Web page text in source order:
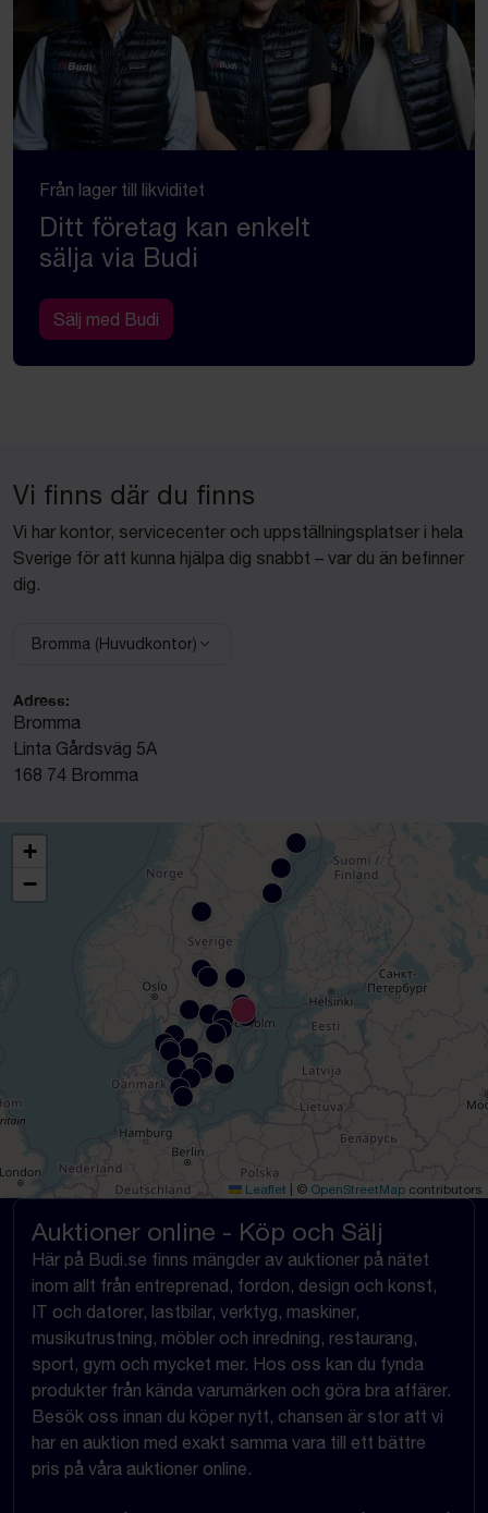
Från lager till likviditet
Ditt företag kan enkelt
sälja via Budi
Sälj med Budi
Vi finns där du finns
Vi har kontor, servicecenter och uppställningsplatser i hela
Sverige för att kunna hjälpa dig snabbt – var du än befinner
dig.
Välj anläggning:
Bromma (Huvudkontor)
Adress:
Bromma
Linta Gårdsväg 5A
168 74 Bromma
+
−
Leaflet | © OpenStreetMap contributors
Auktioner online - Köp och Sälj
Här på Budi.se finns mängder av auktioner på nätet
inom allt från entreprenad, fordon, design och konst,
IT och datorer, lastbilar, verktyg, maskiner,
musikutrustning, möbler och inredning, restaurang,
sport, gym och mycket mer. Hos oss kan du fynda
produkter från kända varumärken och göra bra affärer.
Besök oss innan du köper nytt, chansen är stor att vi
har en auktion med exakt samma vara till ett bättre
pris på våra auktioner online.